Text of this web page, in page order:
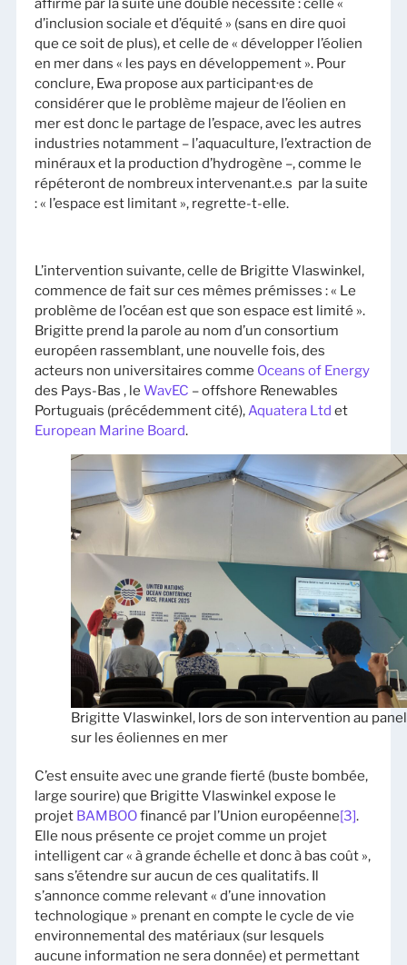
affirme par la suite une double nécessité : celle «
d’inclusion sociale et d’équité » (sans en dire quoi
que ce soit de plus), et celle de « développer l’éolien
en mer dans « les pays en développement ». Pour
conclure, Ewa propose aux participant·es de
considérer que le problème majeur de l’éolien en
mer est donc le partage de l’espace, avec les autres
industries notamment – l’aquaculture, l’extraction de
minéraux et la production d’hydrogène –, comme le
répéteront de nombreux intervenant.e.s par la suite
: « l’espace est limitant », regrette-t-elle.
L’intervention suivante, celle de Brigitte Vlaswinkel,
commence de fait sur ces mêmes prémisses : « Le
problème de l’océan est que son espace est limité ».
Brigitte prend la parole au nom d’un consortium
européen rassemblant, une nouvelle fois, des
acteurs non universitaires comme Oceans of Energy
des Pays-Bas , le WavEC – offshore Renewables
Portuguais (précédemment cité),Aquatera Ltd et
European Marine Board.
Brigitte Vlaswinkel, lors de son intervention au panel
sur les éoliennes en mer
C’est ensuite avec une grande fierté (buste bombée,
large sourire) que Brigitte Vlaswinkel expose le
projet BAMBOOfinancé par l’Union européenne[3].
Elle nous présente ce projet comme un projet
intelligent car « à grande échelle et donc à bas coût »,
sans s’étendre sur aucun de ces qualitatifs. Il
s’annonce comme relevant « d’une innovation
technologique » prenant en compte le cycle de vie
environnemental des matériaux (sur lesquels
aucune information ne sera donnée) et permettant